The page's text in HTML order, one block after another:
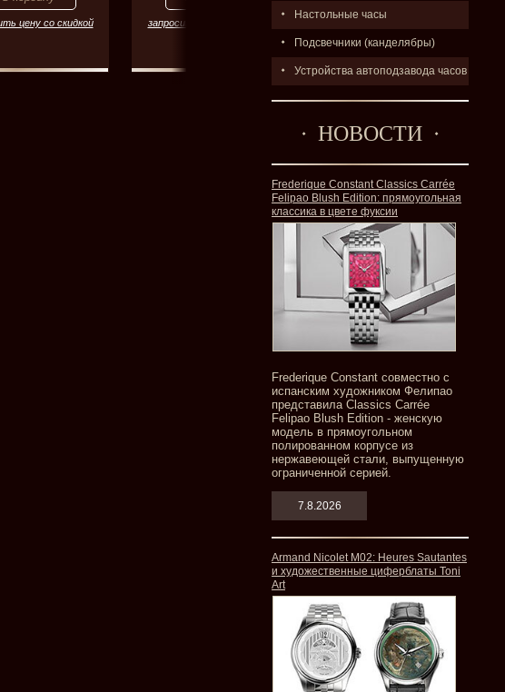
Настольные часы
Подсвечники (канделябры)
Устройства автоподзавода часов
НОВОСТИ
Frederique Constant Classics Carrée
Felipao Blush Edition: прямоугольная
классика в цвете фуксии
Frederique Constant совместно с
испанским художником Фелипао
представила Classics Carrée
Felipao Blush Edition - женскую
модель в прямоугольном
полированном корпусе из
нержавеющей стали, выпущенную
ограниченной серией.
7.8.2026
Armand Nicolet M02: Heures Sautantes
и художественные циферблаты Toni
Art
цену со скидкой запросить цену со скидкой